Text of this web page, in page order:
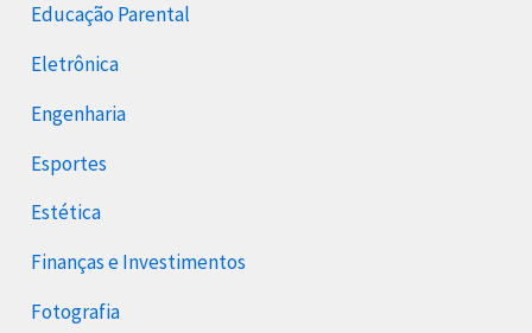
Educação Parental
Eletrônica
Engenharia
Esportes
Estética
Finanças e Investimentos
Fotografia